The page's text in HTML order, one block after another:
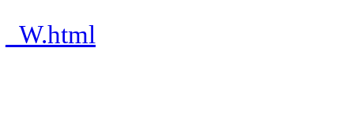
_W.html